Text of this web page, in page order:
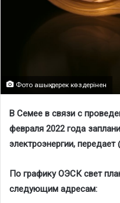
Фото ашық дерек көздерінен
В Семее в связи с
февраля 2022 года
электроэнергии, передает
По графику ОЭСК свет
следующим адресам: